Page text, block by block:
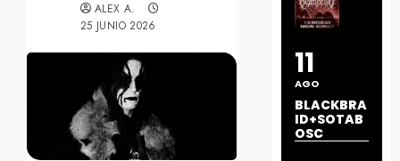
ALEX A.
25 JUNIO 2026
11
AGO
BLACKBRA
ID+SOTAB
OSC